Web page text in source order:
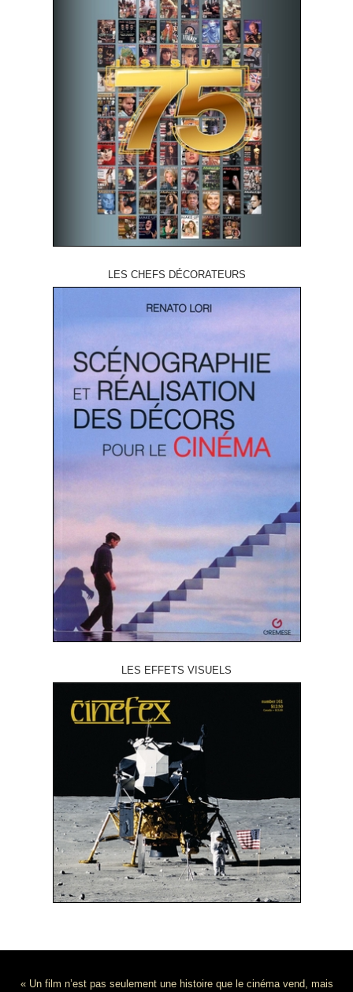
LES CHEFS DÉCORATEURS
LES EFFETS VISUELS
« Un film n’est pas seulement une histoire que le cinéma vend, mais